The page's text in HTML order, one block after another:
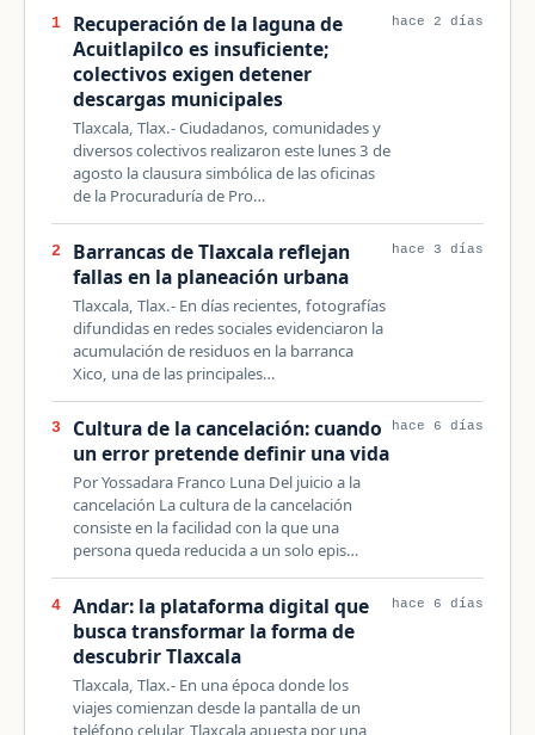
1
Recuperación de la laguna de
Acuitlapilco es insuficiente;
colectivos exigen detener
descargas municipales
Tlaxcala, Tlax.- Ciudadanos, comunidades y
diversos colectivos realizaron este lunes 3 de
agosto la clausura simbólica de las oficinas
de la Procuraduría de Pro…
hace 2 días
2
Barrancas de Tlaxcala reflejan
fallas en la planeación urbana
Tlaxcala, Tlax.- En días recientes, fotografías
difundidas en redes sociales evidenciaron la
acumulación de residuos en la barranca
Xico, una de las principales…
hace 3 días
3
Cultura de la cancelación: cuando
un error pretende definir una vida
Por Yossadara Franco Luna Del juicio a la
cancelación La cultura de la cancelación
consiste en la facilidad con la que una
persona queda reducida a un solo epis…
hace 6 días
4
Andar: la plataforma digital que
busca transformar la forma de
descubrir Tlaxcala
Tlaxcala, Tlax.- En una época donde los
viajes comienzan desde la pantalla de un
teléfono celular, Tlaxcala apuesta por una
hace 6 días